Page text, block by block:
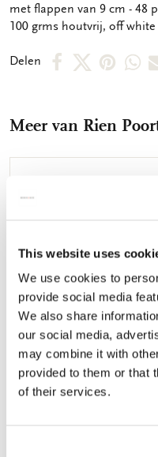
This website uses
We use cookies to
provide social media
We also share
our social media,
may combine it with
provided to them or that
of their services.
met flappen van 9 cm - 48
100 grms houtvrij, off white
Delen
DeelDeelDeel
Meer van Rien